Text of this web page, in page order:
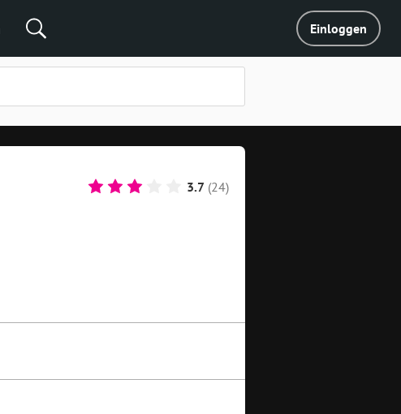
Einloggen
3.7 (24)